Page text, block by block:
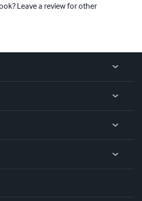
Leave a review for other